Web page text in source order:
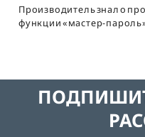
Производитель знал о
функции «мастер-